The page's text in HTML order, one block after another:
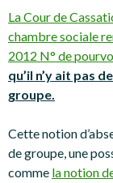
La Cour de
chambre sociale
2012 N° de
qu’il n’y ait pas
groupe.
Cette notion
de groupe, une
comme la notion